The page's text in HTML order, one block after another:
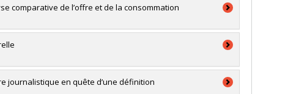
comparative de l’offre et de la consommation
journalistique en quête d’une définition